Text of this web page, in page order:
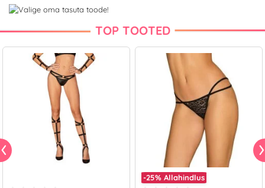
TOP TOOTED
-25% Allahindlus